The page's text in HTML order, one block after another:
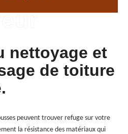
nettoyage et
de toiture
peuvent trouver refuge sur votre
la résistance des matériaux qui